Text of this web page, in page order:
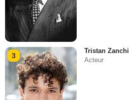
3
Tristan Zanchi
Acteur